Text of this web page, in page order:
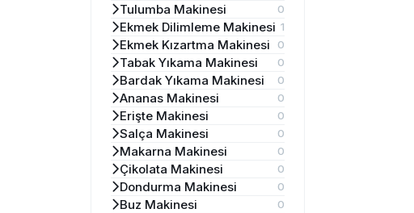
Tulumba Makinesi 0
Ekmek Dilimleme Makinesi 1
Ekmek Kızartma Makinesi 0
Tabak Yıkama Makinesi 0
Bardak Yıkama Makinesi 0
Ananas Makinesi 0
Erişte Makinesi 0
Salça Makinesi 0
Makarna Makinesi 0
Çikolata Makinesi 0
Dondurma Makinesi 0
Buz Makinesi 0